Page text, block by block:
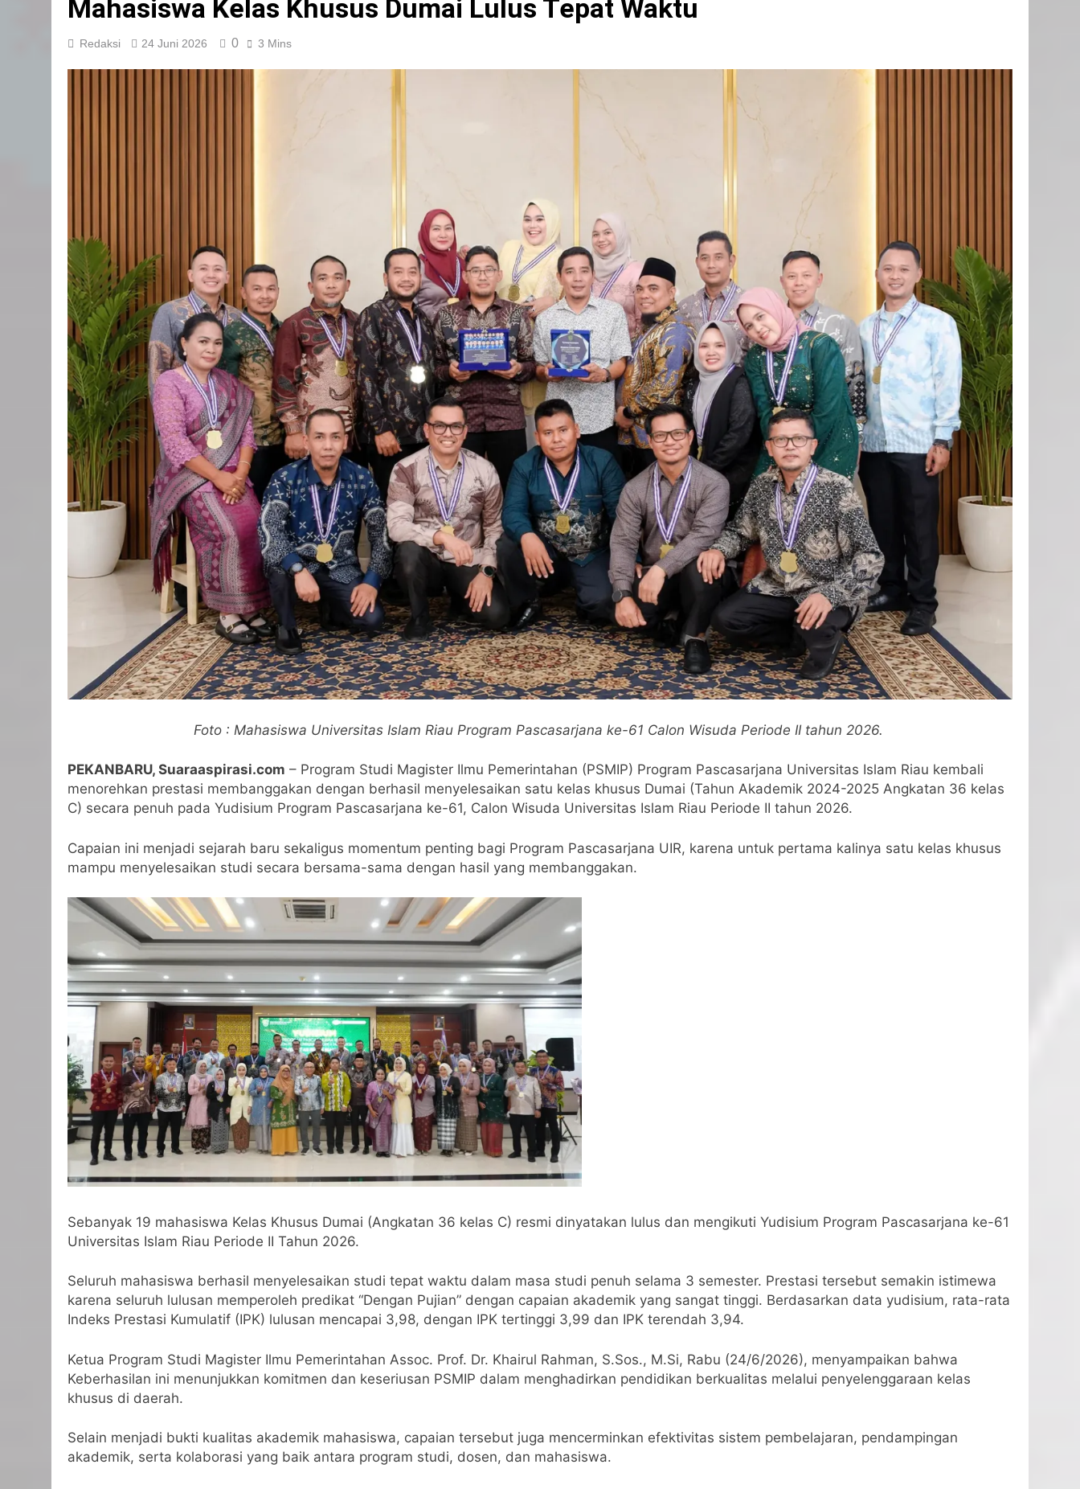
Mahasiswa Kelas Khusus Dumai Lulus Tepat Waktu
Redaksi 24 Juni 2026 0 3 Mins
Foto : Mahasiswa Universitas Islam Riau Program Pascasarjana ke-61 Calon Wisuda Periode II tahun 2026.
PEKANBARU, Suaraaspirasi.com – Program Studi Magister Ilmu Pemerintahan (PSMIP) Program Pascasarjana Universitas Islam Riau kembali
menorehkan prestasi membanggakan dengan berhasil menyelesaikan satu kelas khusus Dumai (Tahun Akademik 2024-2025 Angkatan 36 kelas
C) secara penuh pada Yudisium Program Pascasarjana ke-61, Calon Wisuda Universitas Islam Riau Periode II tahun 2026.
Capaian ini menjadi sejarah baru sekaligus momentum penting bagi Program Pascasarjana UIR, karena untuk pertama kalinya satu kelas khusus
mampu menyelesaikan studi secara bersama-sama dengan hasil yang membanggakan.
Sebanyak 19 mahasiswa Kelas Khusus Dumai (Angkatan 36 kelas C) resmi dinyatakan lulus dan mengikuti Yudisium Program Pascasarjana ke-61
Universitas Islam Riau Periode II Tahun 2026.
Seluruh mahasiswa berhasil menyelesaikan studi tepat waktu dalam masa studi penuh selama 3 semester. Prestasi tersebut semakin istimewa
karena seluruh lulusan memperoleh predikat “Dengan Pujian” dengan capaian akademik yang sangat tinggi. Berdasarkan data yudisium, rata-rata
Indeks Prestasi Kumulatif (IPK) lulusan mencapai 3,98, dengan IPK tertinggi 3,99 dan IPK terendah 3,94.
Ketua Program Studi Magister Ilmu Pemerintahan Assoc. Prof. Dr. Khairul Rahman, S.Sos., M.Si, Rabu (24/6/2026), menyampaikan bahwa
Keberhasilan ini menunjukkan komitmen dan keseriusan PSMIP dalam menghadirkan pendidikan berkualitas melalui penyelenggaraan kelas
khusus di daerah.
Selain menjadi bukti kualitas akademik mahasiswa, capaian tersebut juga mencerminkan efektivitas sistem pembelajaran, pendampingan
akademik, serta kolaborasi yang baik antara program studi, dosen, dan mahasiswa.